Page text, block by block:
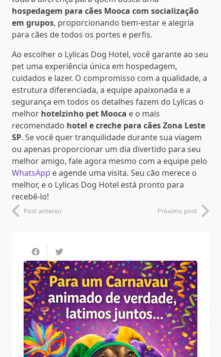
hospedagem para cães Mooca com socialização
em grupos, proporcionando bem-estar e alegria
para cães de todos os portes e perfis.
Ao escolher o Lylicas Dog Hotel, você garante ao seu
pet uma experiência única em hospedagem,
cuidados e lazer. O compromisso com a qualidade, a
estrutura diferenciada, a equipe apaixonada e a
segurança em todos os detalhes fazem do Lylicas o
melhor hotelzinho pet Mooca e o mais
recomendado hotel e creche para cães Zona Leste
SP. Se você quer tranquilidade durante sua viagem
ou apenas proporcionar um dia divertido para seu
melhor amigo, fale agora mesmo com a equipe pelo
WhatsApp e agende uma visita. Seu cão merece o
melhor, e o Lylicas Dog Hotel está pronto para
recebê-lo!
Post anterior Próximo post